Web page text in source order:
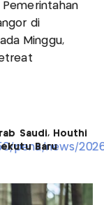
di
Minggu,
Saudi, Houthi
Baru